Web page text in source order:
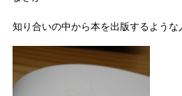
知り合いの中から本を出版するよう